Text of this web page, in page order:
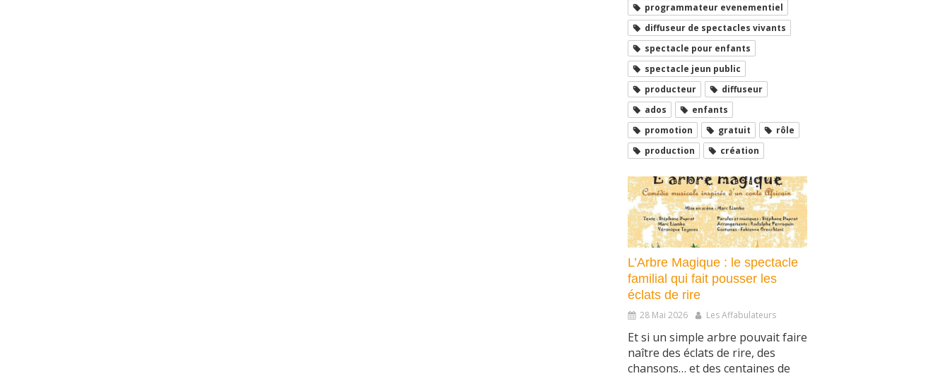
programmateur evenementiel
diffuseur de spectacles vivants
spectacle pour enfants
spectacle jeun public
producteur
diffuseur
ados
enfants
promotion
gratuit
rôle
production
création
L’Arbre Magique : le spectacle
familial qui fait pousser les
éclats de rire
28 Mai 2026 Les Affabulateurs
Et si un simple arbre pouvait faire
naître des éclats de rire, des
chansons… et des centaines de